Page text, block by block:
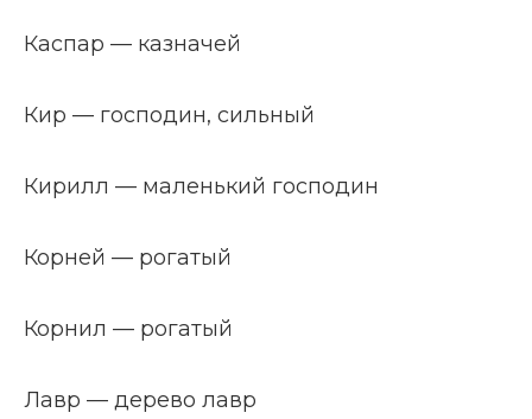
Каспар — казначей
Кир — господин, сильный
Кирилл — маленький господин
Корней — рогатый
Корнил — рогатый
Лавр — дерево лавр